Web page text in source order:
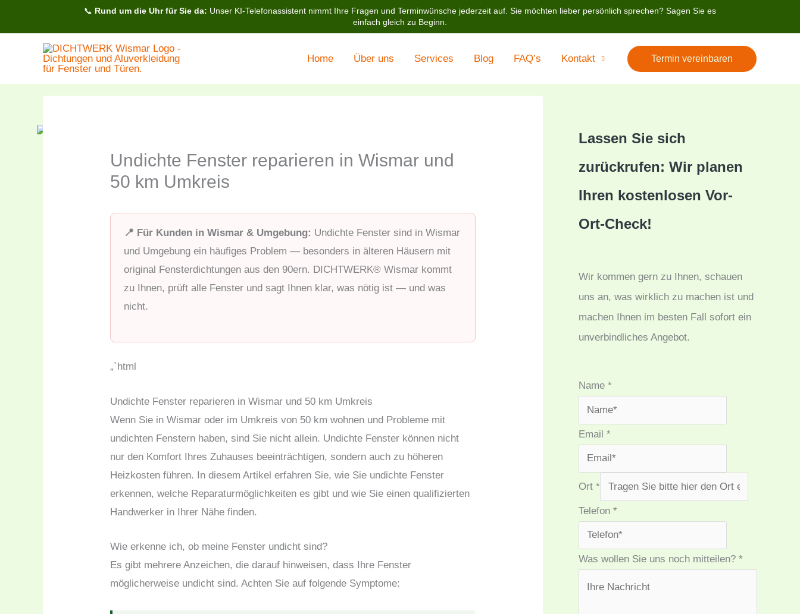
📞 Rund um die Uhr für Sie da: Unser KI-Telefonassistent nimmt Ihre Fragen und Terminwünsche jederzeit auf. Sie möchten lieber persönlich sprechen? Sagen Sie es
einfach gleich zu Beginn.
Home
Über uns Services Blog FAQ’s Kontakt Termin vereinbaren
Undichte Fenster reparieren in Wismar und
50 km Umkreis
📍 Für Kunden in Wismar & Umgebung: Undichte Fenster sind in Wismar
und Umgebung ein häufiges Problem — besonders in älteren Häusern mit
original Fensterdichtungen aus den 90ern. DICHTWERK® Wismar kommt
zu Ihnen, prüft alle Fenster und sagt Ihnen klar, was nötig ist — und was
nicht.
„`html
Undichte Fenster reparieren in Wismar und 50 km Umkreis
Wenn Sie in Wismar oder im Umkreis von 50 km wohnen und Probleme mit
undichten Fenstern haben, sind Sie nicht allein. Undichte Fenster können nicht
nur den Komfort Ihres Zuhauses beeinträchtigen, sondern auch zu höheren
Heizkosten führen. In diesem Artikel erfahren Sie, wie Sie undichte Fenster
erkennen, welche Reparaturmöglichkeiten es gibt und wie Sie einen qualifizierten
Handwerker in Ihrer Nähe finden.
Wie erkenne ich, ob meine Fenster undicht sind?
Es gibt mehrere Anzeichen, die darauf hinweisen, dass Ihre Fenster
möglicherweise undicht sind. Achten Sie auf folgende Symptome:
Lassen Sie sich
zurückrufen: Wir planen
Ihren kostenlosen Vor-
Ort-Check!
Wir kommen gern zu Ihnen, schauen
uns an, was wirklich zu machen ist und
machen Ihnen im besten Fall sofort ein
unverbindliches Angebot.
Name *
Email *
Ort *
Telefon *
Was wollen Sie uns noch mitteilen? *